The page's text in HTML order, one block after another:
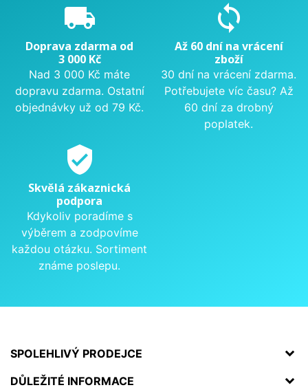
local_shipping
Doprava zdarma od
3 000 Kč
Nad 3 000 Kč máte
dopravu zdarma. Ostatní
objednávky už od 79 Kč.
sync
Až 60 dní na vrácení
zboží
30 dní na vrácení zdarma.
Potřebujete víc času? Až
60 dní za drobný
poplatek.
verified_user
Skvělá zákaznická
podpora
Kdykoliv poradíme s
výběrem a zodpovíme
každou otázku. Sortiment
známe poslepu.
SPOLEHLIVÝ PRODEJCE
DŮLEŽITÉ INFORMACE